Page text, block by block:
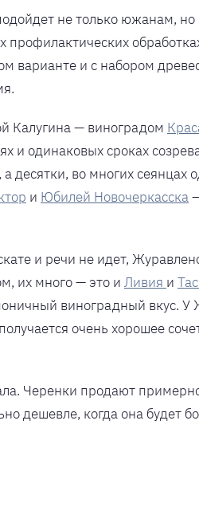
не только южанам,
варианте и с набором
Калугина — виноградом
одинаковых сроках
во многих сеянцах
и Юбилей Новочеркасска
и речи не идет,
их много — это и Ливия и
виноградный вкус.
очень хорошее
Черенки продают
дешевле, когда она будет